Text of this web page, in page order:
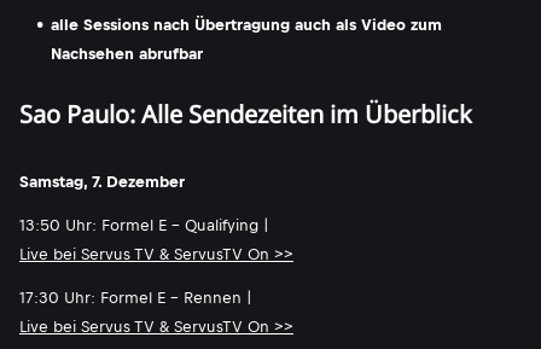
alle Sessions nach Übertragung auch als Video zum
Nachsehen abrufbar
Sao Paulo: Alle Sendezeiten im Überblick
Samstag, 7. Dezember
13:50 Uhr: Formel E - Qualifying |
Live bei Servus TV & ServusTV On >>
17:30 Uhr: Formel E - Rennen |
Live bei Servus TV & ServusTV On >>